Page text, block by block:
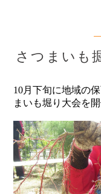
さつまいも
10月下旬に地域の
まいも堀り大会を